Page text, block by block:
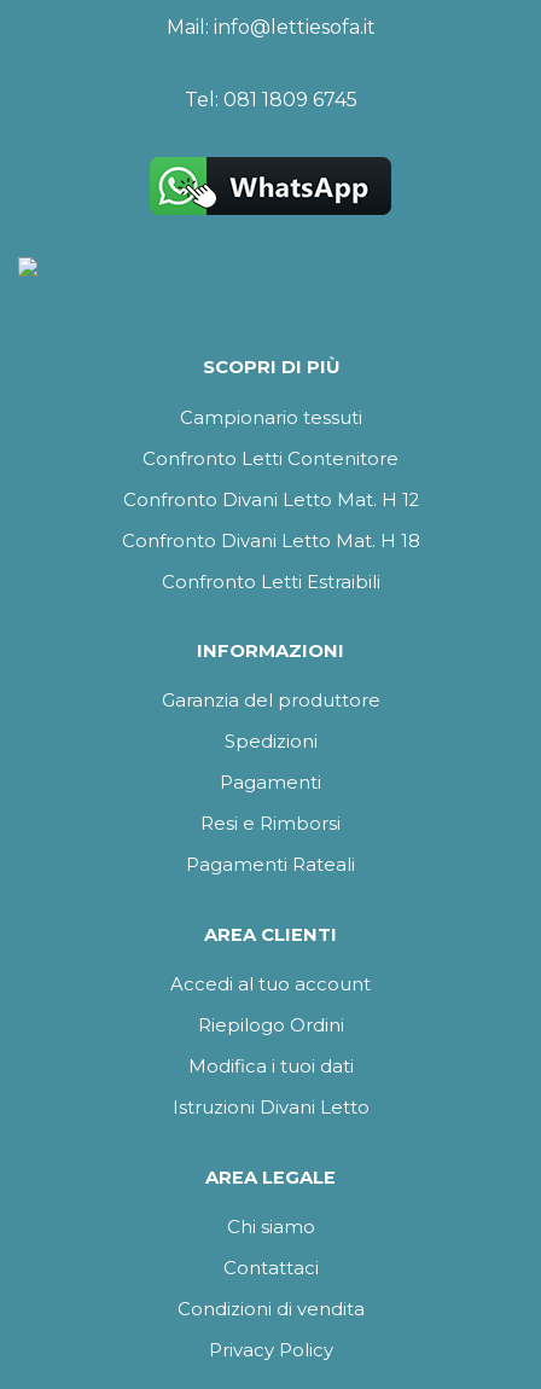
Mail: info@lettiesofa.it
Tel: 081 1809 6745
SCOPRI DI PIÙ
Campionario tessuti
Confronto Letti Contenitore
Confronto Divani Letto Mat. H 12
Confronto Divani Letto Mat. H 18
Confronto Letti Estraibili
INFORMAZIONI
Garanzia del produttore
Spedizioni
Pagamenti
Resi e Rimborsi
Pagamenti Rateali
AREA CLIENTI
Accedi al tuo account
Riepilogo Ordini
Modifica i tuoi dati
Istruzioni Divani Letto
AREA LEGALE
Chi siamo
Contattaci
Condizioni di vendita
Privacy Policy